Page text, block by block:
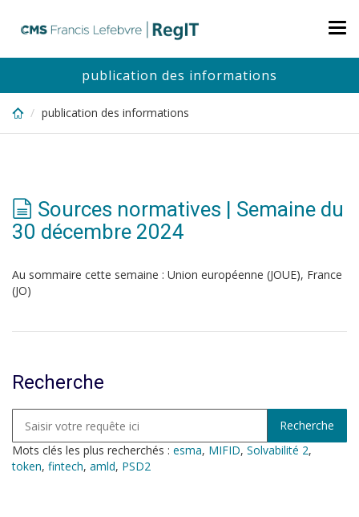
content
publication des informations
publication des informations
Sources normatives | Semaine du
30 décembre 2024
Au sommaire cette semaine : Union européenne (JOUE), France
(JO)
Recherche
Mots clés les plus recherchés : esma, MIFID, Solvabilité 2,
token, fintech, amld, PSD2